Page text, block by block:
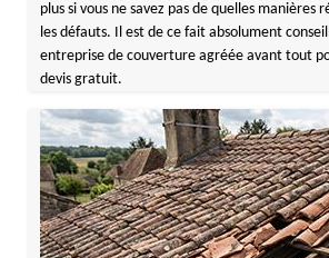
plus si vous ne savez pas de quelles manières
les défauts. Il est de ce fait absolument
entreprise de couverture agréée avant tout
devis gratuit.